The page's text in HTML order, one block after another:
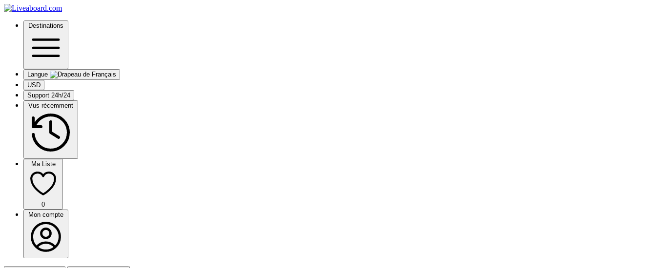
Destinations
Langue
USD
Support 24h/24
Vus récemment
Ma Liste
0
Mon compte